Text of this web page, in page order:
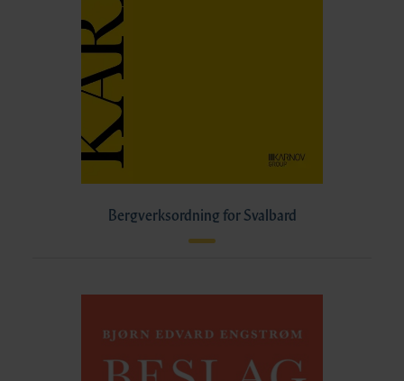
Bergverksordning for Svalbard